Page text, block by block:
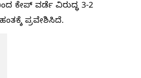
ಕೇಪ್ ವರ್ಡೆ ವಿರುದ್ಧ 3-2
ಪ್ರವೇಶಿಸಿದೆ.